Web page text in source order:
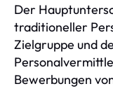
Der
traditioneller
Zielgruppe und
Bewerbungen